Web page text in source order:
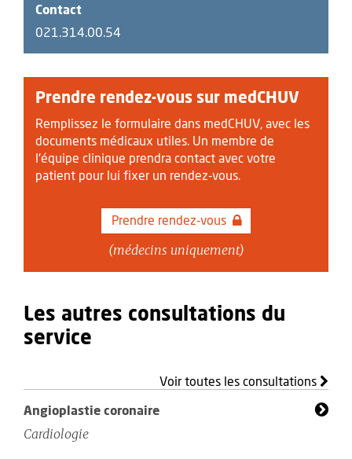
Contact
021.314.00.54
Prendre rendez-vous sur medCHUV
Remplissez le formulaire dans medCHUV, avec les
documents médicaux utiles. Un membre de
l'équipe clinique prendra contact avec votre
patient pour lui fixer un rendez-vous.
Prendre rendez-vous
(médecins uniquement)
Les autres consultations du
service
Voir toutes les consultations
Angioplastie coronaire
Cardiologie